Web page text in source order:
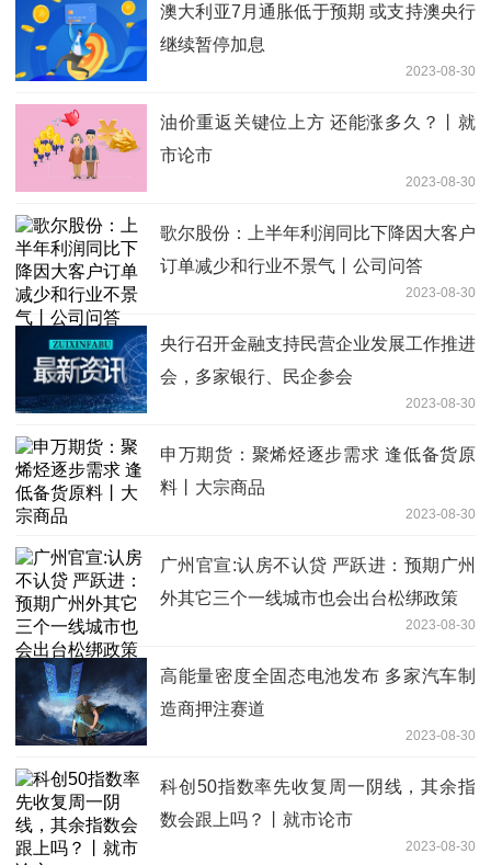
澳大利亚7月通胀低于预期 或支持澳央行
继续暂停加息
2023-08-30
油价重返关键位上方 还能涨多久？丨就
市论市
2023-08-30
歌尔股份：上半年利润同比下降因大客户
订单减少和行业不景气丨公司问答
2023-08-30
央行召开金融支持民营企业发展工作推进
会，多家银行、民企参会
2023-08-30
申万期货：聚烯烃逐步需求 逢低备货原
料丨大宗商品
2023-08-30
广州官宣:认房不认贷 严跃进：预期广州
外其它三个一线城市也会出台松绑政策
2023-08-30
高能量密度全固态电池发布 多家汽车制
造商押注赛道
2023-08-30
科创50指数率先收复周一阴线，其余指
数会跟上吗？丨就市论市
2023-08-30